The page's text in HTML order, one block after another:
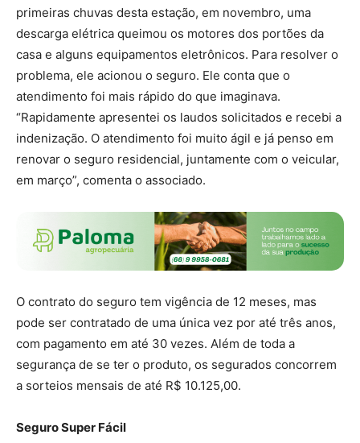
primeiras chuvas desta estação, em novembro, uma
descarga elétrica queimou os motores dos portões da
casa e alguns equipamentos eletrônicos. Para resolver o
problema, ele acionou o seguro. Ele conta que o
atendimento foi mais rápido do que imaginava.
“Rapidamente apresentei os laudos solicitados e recebi a
indenização. O atendimento foi muito ágil e já penso em
renovar o seguro residencial, juntamente com o veicular,
em março”, comenta o associado.
O contrato do seguro tem vigência de 12 meses, mas
pode ser contratado de uma única vez por até três anos,
com pagamento em até 30 vezes. Além de toda a
segurança de se ter o produto, os segurados concorrem
a sorteios mensais de até R$ 10.125,00.
Seguro Super Fácil